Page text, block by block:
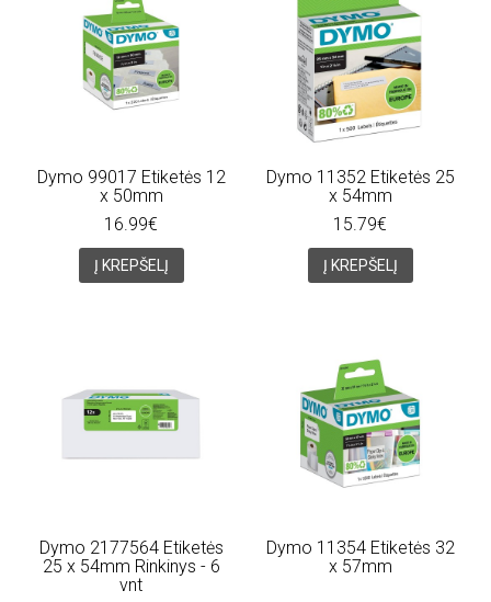
Dymo 99017 Etiketės 12
x 50mm
16.99€
Į KREPŠELĮ
Dymo 11352 Etiketės 25
x 54mm
15.79€
Į KREPŠELĮ
Dymo 2177564 Etiketės
25 x 54mm Rinkinys - 6
vnt
Dymo 11354 Etiketės 32
x 57mm